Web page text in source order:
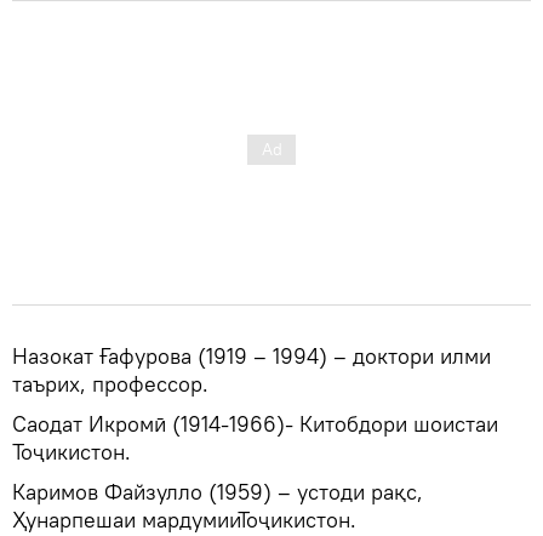
Назокат Ғафурова (1919 – 1994) – доктори илми
таърих, профессор.
Саодат Икромӣ (1914-1966)- Китобдори шоистаи
Тоҷикистон.
Каримов Файзулло (1959) – устоди рақс,
Ҳунарпешаи мардумииТоҷикистон.